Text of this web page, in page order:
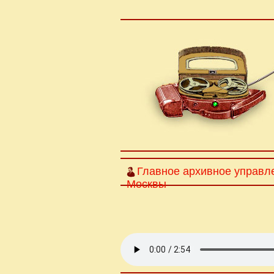
Главное архивное
Москвы